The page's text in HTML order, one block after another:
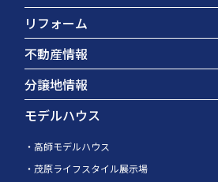
リフォーム
不動産情報
分譲地情報
モデルハウス
高師モデルハウス
茂原ライフスタイル展示場